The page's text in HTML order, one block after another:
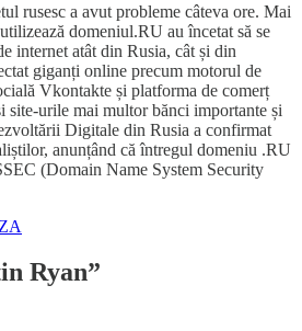
rusesc a avut probleme câteva ore. Mai
domeniul.RU au încetat să se
internet atât din Rusia, cât și din
giganți online precum motorul de
Vkontakte și platforma de comerț
site-urile mai multor bănci importante și
Digitale din Rusia a confirmat
anunțând că întregul domeniu .RU
(Domain Name System Security
Ryan”